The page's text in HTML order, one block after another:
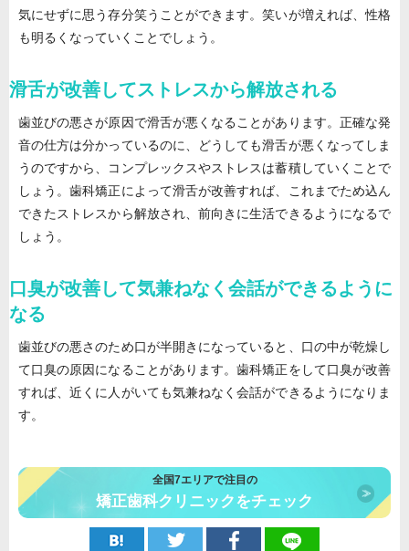
気にせずに思う存分笑うことができます。笑いが増えれば、性格
も明るくなっていくことでしょう。
滑舌が改善してストレスから解放される
歯並びの悪さが原因で滑舌が悪くなることがあります。正確な発
音の仕方は分かっているのに、どうしても滑舌が悪くなってしま
うのですから、コンプレックスやストレスは蓄積していくことで
しょう。歯科矯正によって滑舌が改善すれば、これまでため込ん
できたストレスから解放され、前向きに生活できるようになるで
しょう。
口臭が改善して気兼ねなく会話ができるように
なる
歯並びの悪さのため口が半開きになっていると、口の中が乾燥し
て口臭の原因になることがあります。歯科矯正をして口臭が改善
すれば、近くに人がいても気兼ねなく会話ができるようになりま
す。
全国7エリアで注目の
矯正歯科クリニックをチェック